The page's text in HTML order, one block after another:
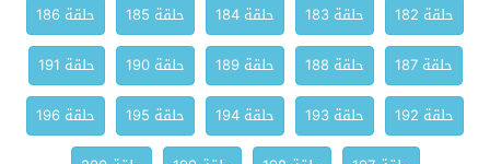
حلقة 182
حلقة 183 حلقة 184 حلقة 185
حلقة 186
حلقة 187
حلقة 188 حلقة 189 حلقة 190
حلقة 191
حلقة 192
حلقة 193 حلقة 194 حلقة 195
حلقة 196